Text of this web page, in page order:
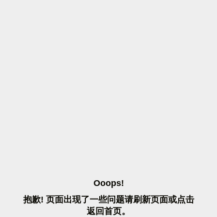
OOOPS!
抱歉! 页面出现了一些问题请刷 新页面或点击
返 回首页。